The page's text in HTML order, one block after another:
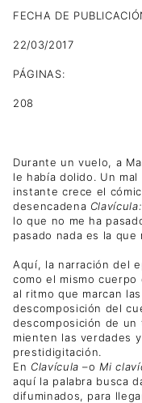
FECHA DE
22/03/2017
PÁGINAS:
208
Durante un vuelo, a
le había dolido. Un
instante crece el
desencadena Clavícula:
lo que no me ha
pasado nada es la que
Aquí, la narración del
como el mismo
al ritmo que marcan
descomposición del
descomposición de
mienten las verdades
prestidigitación.
En Clavícula –oMi
aquí la palabra busca
difuminados, para